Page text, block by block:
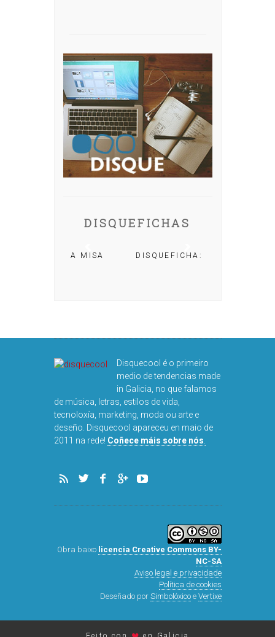
DISQUEFICHAS
DISQUEFICHA: ÓLÖF
Disquecool é o primeiro
medio de tendencias made
in Galicia, no que falamos
de música, letras, estilos de vida,
tecnoloxía, marketing, moda ou arte e
deseño. Disquecool apareceu en maio de
2011 na rede! Coñece máis sobre nós.
Obra baixo licencia Creative Commons BY-
NC-SA
Aviso legal e privacidade
Política de cookies
Deseñado por Simbolóxicoe Vertixe